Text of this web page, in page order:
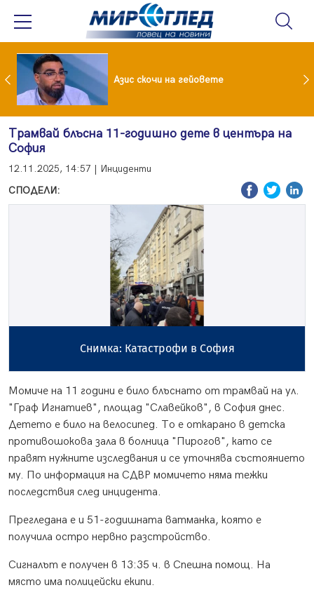
във фейсбук и инстаграм за непълнолетни Азис скочи на гейовете
Трамвай блъсна 11-годишно дете в центъра на
София
12.11.2025, 14:57 | Инциденти
СПОДЕЛИ:
Снимка: Катастрофи в София
Момиче на 11 години е било блъснато от трамвай на ул.
"Граф Игнатиев", площад "Славейков", в София днес.
Детето е било на велосипед. То е откарано в детска
противошокова зала в болница "Пирогов", като се
правят нужните изследвания и се уточнява състоянието
му. По информация на СДВР момичето няма тежки
последствия след инцидента.
Прегледана е и 51-годишната ватманка, която е
получила остро нервно разстройство.
Сигналът е получен в 13:35 ч. в Спешна помощ. На
място има полицейски екипи.